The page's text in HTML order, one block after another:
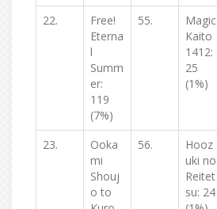
22.
Free!
Eterna
l
Summ
er:
119
(7%)
55.
Magic
Kaito
1412:
25
(1%)
23.
Ooka
mi
Shouj
o to
56.
Hooz
uki no
Reitet
su: 24